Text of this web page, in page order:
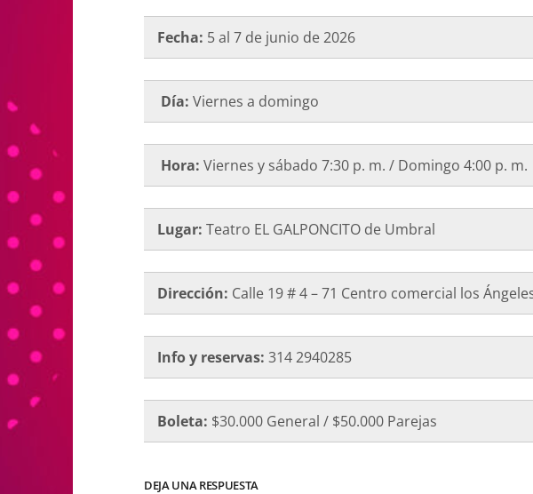
Fecha: 5 al 7 de junio de 2026
Día: Viernes a domingo
Hora: Viernes y sábado 7:30 p. m. / Domingo 4:00 p. m.
Lugar: Teatro EL GALPONCITO de Umbral
Dirección: Calle 19 # 4 – 71 Centro comercial los
Info y reservas: 314 2940285
Boleta: $30.000 General / $50.000 Parejas
DEJA UNA RESPUESTA